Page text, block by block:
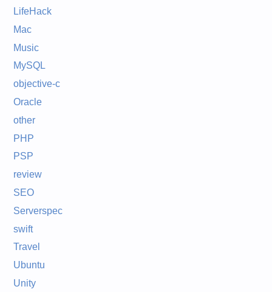
LifeHack
Mac
Music
MySQL
objective-c
Oracle
other
PHP
PSP
review
SEO
Serverspec
swift
Travel
Ubuntu
Unity